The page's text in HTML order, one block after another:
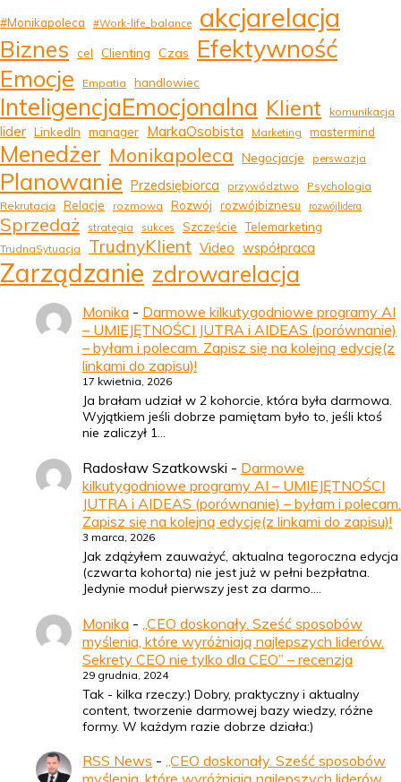
#Monikapoleca #Work-life_balance akcjarelacja
Biznes cel Clienting Czas Efektywność
Emocje Empatia handlowiec
InteligencjaEmocjonalna Klient komunikacja
lider LinkedIn manager MarkaOsobista Marketing mastermind
Menedżer Monikapoleca Negocjacje perswazja
Planowanie Przedsiębiorca przywództwo
Psychologia
Rekrutacja
Relacje rozmowa Rozwój rozwójbiznesu rozwójlidera
Sprzedaż strategia sukces Szczęście Telemarketing
TrudnaSytuacja TrudnyKlient Video współpraca
Zarządzanie zdrowarelacja
Monika - Darmowe kilkutygodniowe programy AI
– UMIEJĘTNOŚCI JUTRA i AIDEAS (porównanie)
– byłam i polecam. Zapisz się na kolejną edycję(z
linkami do zapisu)!
17 kwietnia, 2026
Ja brałam udział w 2 kohorcie, która była darmowa.
Wyjątkiem jeśli dobrze pamiętam było to, jeśli ktoś
nie zaliczył 1…
Radosław Szatkowski - Darmowe
kilkutygodniowe programy AI – UMIEJĘTNOŚCI
JUTRA i AIDEAS (porównanie) – byłam i polecam.
Zapisz się na kolejną edycję(z linkami do zapisu)!
3 marca, 2026
Jak zdążyłem zauważyć, aktualna tegoroczna edycja
(czwarta kohorta) nie jest już w pełni bezpłatna.
Jedynie moduł pierwszy jest za darmo.…
Monika - „CEO doskonały. Sześć sposobów
myślenia, które wyróżniają najlepszych liderów.
Sekrety CEO nie tylko dla CEO” – recenzja
29 grudnia, 2024
Tak - kilka rzeczy:) Dobry, praktyczny i aktualny
content, tworzenie darmowej bazy wiedzy, różne
formy. W każdym razie dobrze działa:)
RSS News - „CEO doskonały. Sześć sposobów